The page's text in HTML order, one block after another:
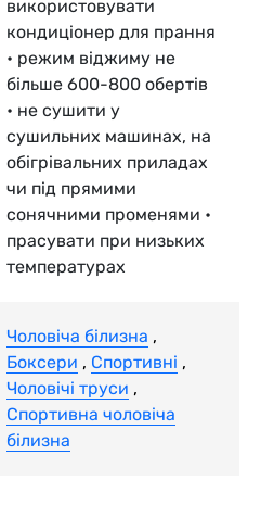
використовувати
кондиціонер для прання
• режим віджиму не
більше 600-800 обертів
• не сушити у
сушильних машинах, на
обігрівальних приладах
чи під прямими
сонячними променями •
прасувати при низьких
температурах
Чоловіча білизна ,
Боксери , Спортивні ,
Чоловічі труси ,
Спортивна чоловіча
білизна